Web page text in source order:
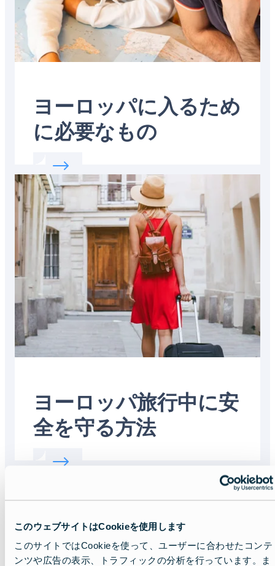
このウェブサイトはCookieを使用します
このサイトではCookieを使って、ユーザーに合わせたコンテ
ンツや広告の表示、トラフィックの分析を行っています。ま
ヨーロッパに入るため
に必要なもの
Read more about:
Featured
image
ヨーロッパ旅行中に安
全を守る方法
Read more about: